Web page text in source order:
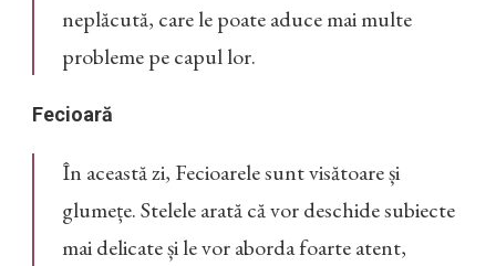
neplăcută, care le poate aduce mai multe
probleme pe capul lor.
Fecioară
În această zi, Fecioarele sunt visătoare și
glumețe. Stelele arată că vor deschide subiecte
mai delicate și le vor aborda foarte atent,